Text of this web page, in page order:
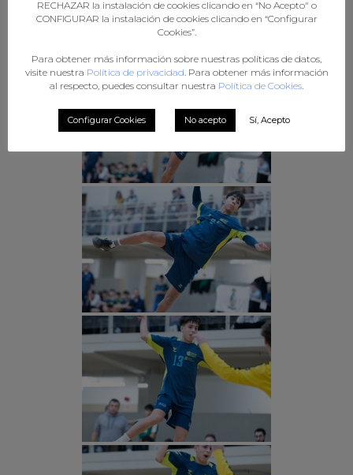
RECHAZAR la instalación de cookies clicando en “No Acepto" o
CONFIGURAR la instalación de cookies clicando en “Configurar
Cookies”.
Para obtener más información sobre nuestras políticas de datos,
visite nuestra Política de privacidad . Para obtener más información
al respecto, puedes consultar nuestra Política de Cookies
Configurar Cookies No acepto Sí, Acepto